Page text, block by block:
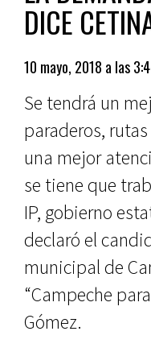
DICE
10 mayo, 2018 a las
Se tendrá un
paraderos,
una mejor
se tiene que
IP, gobierno
declaró el
municipal de
“Campeche
Gómez.